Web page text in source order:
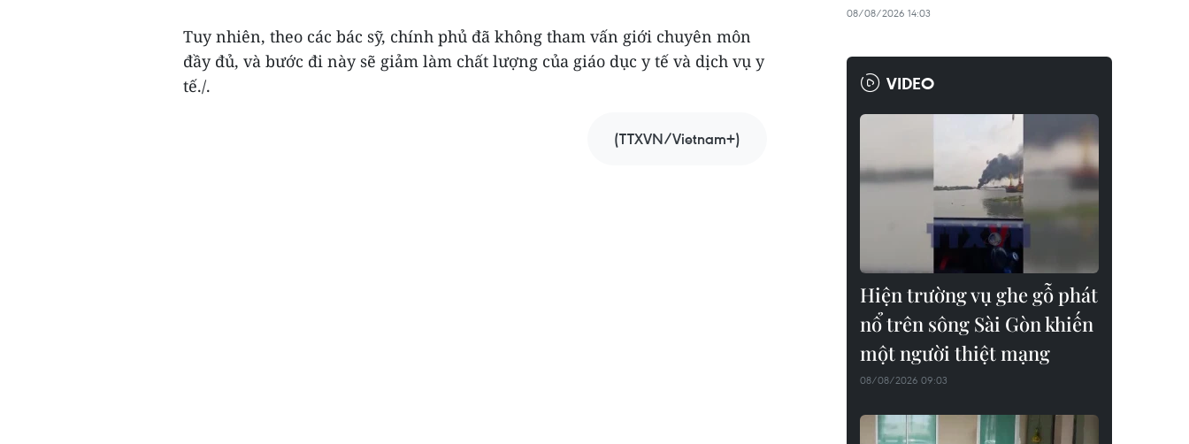
Tuy nhiên, theo các bác sỹ, chính phủ đã không tham vấn giới chuyên môn
đầy đủ, và bước đi này sẽ giảm làm chất lượng của giáo dục y tế và dịch vụ y
tế./.
(TTXVN/Vietnam+)
08/08/2026 14:03
VIDEO
Hiện trường vụ ghe gỗ phát
nổ trên sông Sài Gòn khiến
một người thiệt mạng
08/08/2026 09:03